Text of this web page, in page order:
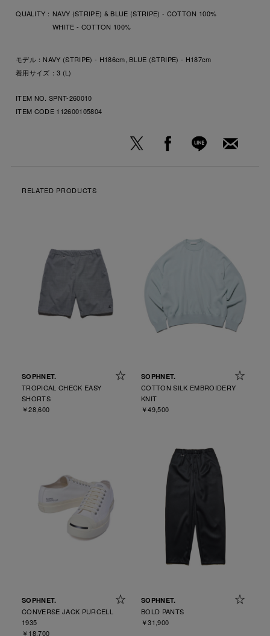
QUALITY： NAVY (STRIPE) & BLUE (STRIPE) - COTTON 100%
WHITE - COTTON 100%
モデル：NAVY (STRIPE) - H186cm, BLUE (STRIPE) - H187cm
着用サイズ：3 (L)
ITEM NO. SPNT-260010
ITEM CODE 112600105804
RELATED PRODUCTS
SOPHNET.
TROPICAL CHECK EASY
SHORTS
￥28,600
SOPHNET.
COTTON SILK EMBROIDERY
KNIT
￥49,500
SOPHNET.
CONVERSE JACK PURCELL
1935
￥18,700
SOPHNET.
BOLD PANTS
￥31,900